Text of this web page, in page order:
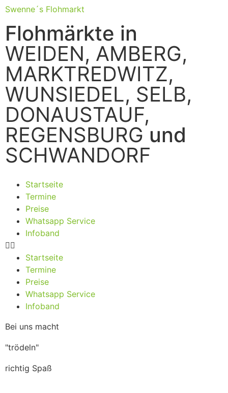
Swenne´s Flohmarkt
Flohmärkte in
WEIDEN, AMBERG,
MARKTREDWITZ,
WUNSIEDEL, SELB,
DONAUSTAUF,
REGENSBURG und
SCHWANDORF
Startseite
Termine
Preise
Whatsapp Service
Infoband
Startseite
Termine
Preise
Whatsapp Service
Infoband
Bei uns macht
"trödeln"
richtig Spaß